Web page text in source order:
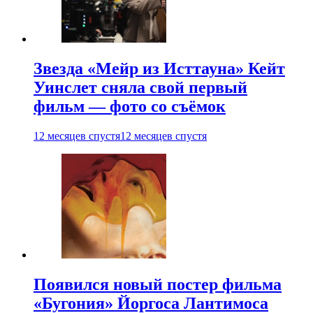
Звезда «Мейр из Исттауна» Кейт
Уинслет сняла свой первый
фильм — фото со съёмок
12 месяцев спустя12 месяцев спустя
Появился новый постер фильма
«Бугония» Йоргоса Лантимоса